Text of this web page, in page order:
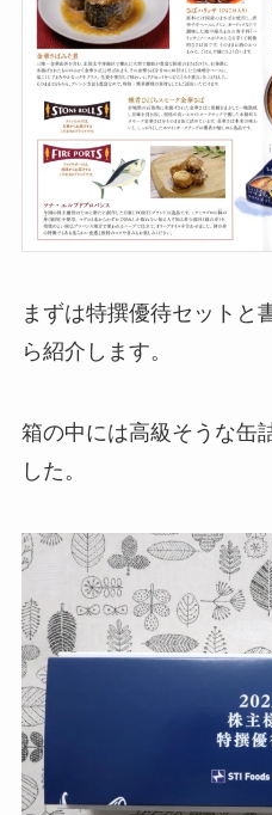
まずは特撰優待セットと
ら紹介します。
箱の中には高級そうな缶
した。